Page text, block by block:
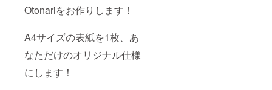
Otonariをお作りします！
A4サイズの表紙を1枚、あ
なただけのオリジナル仕様
にします！